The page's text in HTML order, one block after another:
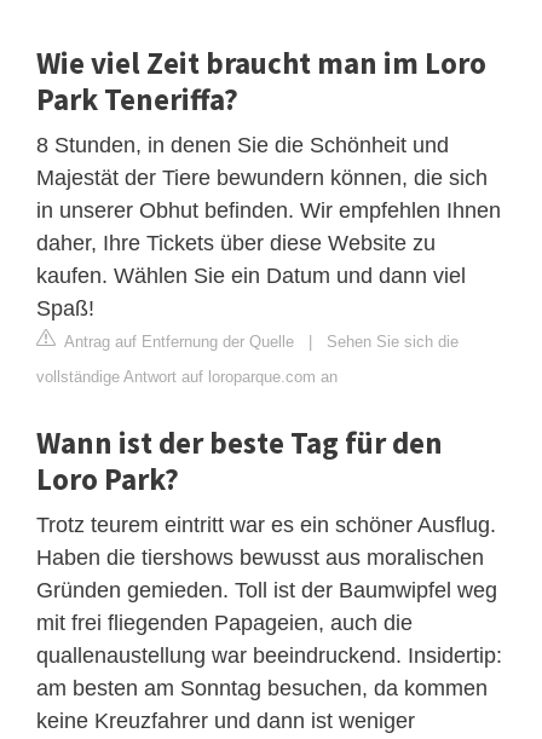
Wie viel Zeit braucht man im Loro
Park Teneriffa?
8 Stunden, in denen Sie die Schönheit und
Majestät der Tiere bewundern können, die sich
in unserer Obhut befinden. Wir empfehlen Ihnen
daher, Ihre Tickets über diese Website zu
kaufen. Wählen Sie ein Datum und dann viel
Spaß!
Antrag auf Entfernung der Quelle | Sehen Sie sich die
vollständige Antwort auf loroparque.com an
Wann ist der beste Tag für den
Loro Park?
Trotz teurem eintritt war es ein schöner Ausflug.
Haben die tiershows bewusst aus moralischen
Gründen gemieden. Toll ist der Baumwipfel weg
mit frei fliegenden Papageien, auch die
quallenaustellung war beeindruckend. Insidertip:
am besten am Sonntag besuchen, da kommen
keine Kreuzfahrer und dann ist weniger